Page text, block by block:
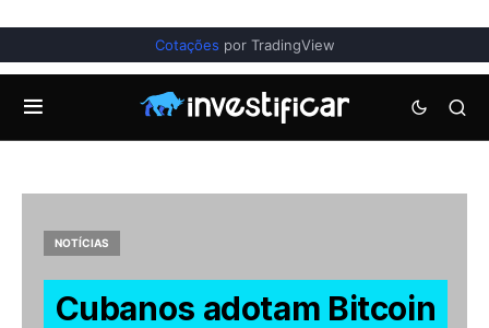
Cotações por TradingView
NOTÍCIAS
Cubanos adotam Bitcoin